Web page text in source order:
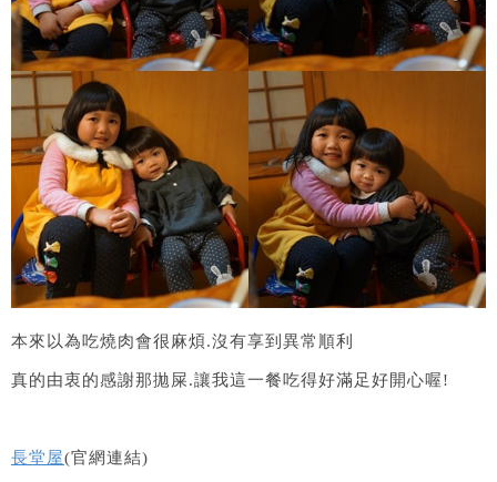
本來以為吃燒肉會很麻煩.沒有享到異常順利
真的由衷的感謝那拋屎.讓我這一餐吃得好滿足好開心喔!
長堂屋(官網連結)